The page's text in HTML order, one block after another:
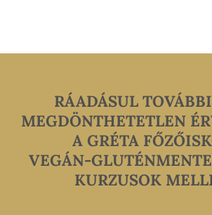
RÁADÁSUL
MEGDÖNTHETETLEN
A GRÉTA
VEGÁN-
KURZUSOK